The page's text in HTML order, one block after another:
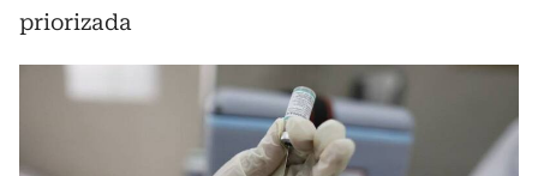
priorizada